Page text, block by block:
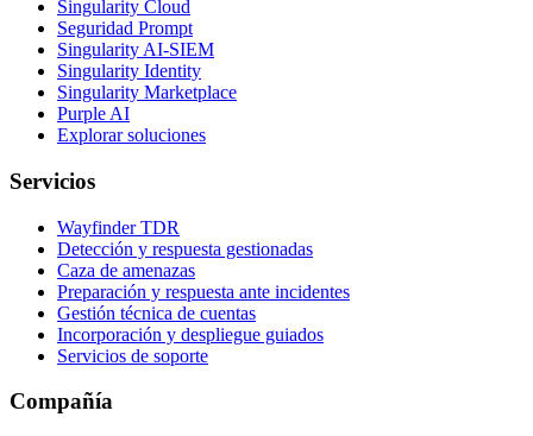
Singularity Cloud
Seguridad Prompt
Singularity AI-SIEM
Singularity Identity
Singularity Marketplace
Purple AI
Explorar soluciones
Servicios
Wayfinder TDR
Detección y respuesta gestionadas
Caza de amenazas
Preparación y respuesta ante incidentes
Gestión técnica de cuentas
Incorporación y despliegue guiados
Servicios de soporte
Compañía